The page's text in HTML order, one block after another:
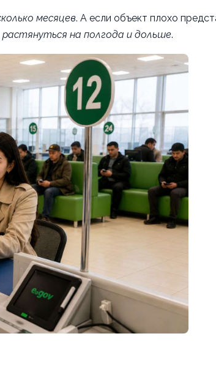
месяцев. А если объект плохо
растянуться на полгода и дольше.